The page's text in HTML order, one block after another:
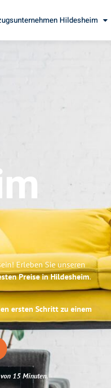
Hildesheim
Erleben Sie unseren
Preise in Hildesheim.
ersten Schritt zu einem
15 Minuten.